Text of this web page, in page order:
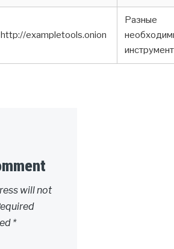
http://exampletools.onion
Разные
will not
*